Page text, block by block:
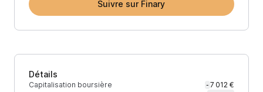
Suivre sur Finary
Détails
Capitalisation boursière - 7 012 €